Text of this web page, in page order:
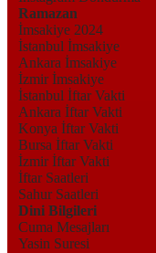
Ramazan
İmsakiye 2024
İstanbul İmsakiye
Ankara İmsakiye
İzmir İmsakiye
İstanbul İftar Vakti
Ankara İftar Vakti
Konya İftar Vakti
Bursa İftar Vakti
İzmir İftar Vakti
İftar Saatleri
Sahur Saatleri
Dini Bilgileri
Cuma Mesajları
Yasin Suresi